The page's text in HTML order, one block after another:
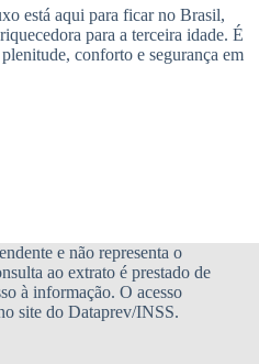
está aqui para ficar no Brasil,
para a terceira idade. É
conforto e segurança em
e não representa o
ao extrato é prestado de
à informação. O acesso
site do Dataprev/INSS.